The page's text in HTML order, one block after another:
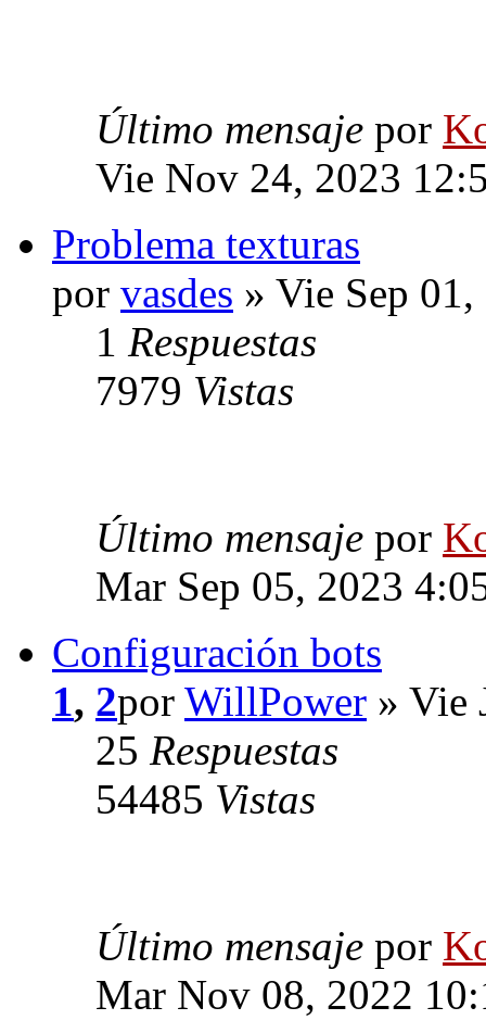
Último mensaje por
Vie Nov 24, 2023
Problema texturas
por vasdes » Vie Sep
1 Respuestas
7979 Vistas
Último mensaje por
Mar Sep 05, 2023
Configuración bots
1, 2por WillPower » Vie
25 Respuestas
54485 Vistas
Último mensaje por
Mar Nov 08, 2022